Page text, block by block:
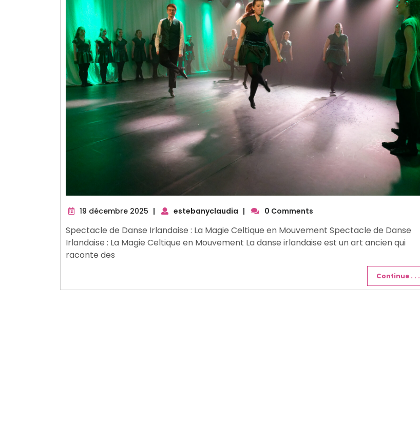
19 décembre 2025 19
2025
| estebanyclaudia | 0 Comments
Spectacle de Danse Irlandaise : La Magie Celtique en Mouvement Spectacle de Danse
Irlandaise : La Magie Celtique en Mouvement La danse irlandaise est un art ancien qui
raconte des
Continue . . .